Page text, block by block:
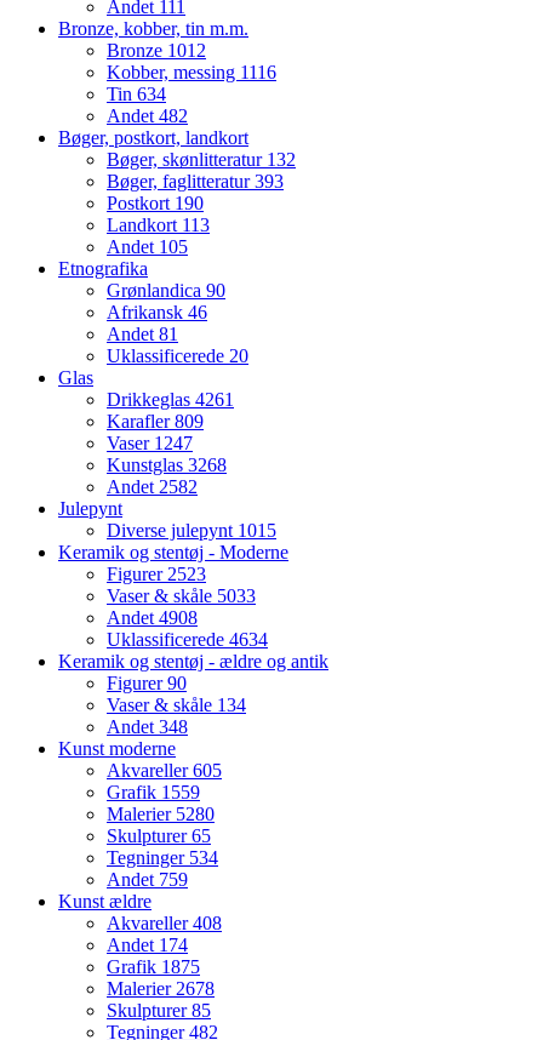
Andet 111
Bronze, kobber, tin m.m.
Bronze 1012
Kobber, messing 1116
Tin 634
Andet 482
Bøger, postkort, landkort
Bøger, skønlitteratur 132
Bøger, faglitteratur393
Postkort 190
Landkort 113
Andet 105
Etnografika
Grønlandica 90
Afrikansk 46
Andet 81
Uklassificerede 20
Glas
Drikkeglas 4261
Karafler809
Vaser 1247
Kunstglas 3268
Andet 2582
Julepynt
Diverse julepynt 1015
Keramik og stentøj - Moderne
Figurer 2523
Vaser & skåle 5033
Andet 4908
Uklassificerede 4634
Keramik og stentøj - ældre og antik
Figurer90
Vaser & skåle 134
Andet 348
Kunst moderne
Akvareller605
Grafik 1559
Malerier 5280
Skulpturer65
Tegninger 534
Andet 759
Kunst ældre
Akvareller408
Andet 174
Grafik 1875
Malerier 2678
Skulpturer85
Tegninger482